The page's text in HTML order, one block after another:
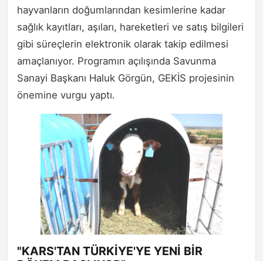
hayvanların doğumlarından kesimlerine kadar
sağlık kayıtları, aşıları, hareketleri ve satış bilgileri
gibi süreçlerin elektronik olarak takip edilmesi
amaçlanıyor. Programın açılışında Savunma
Sanayi Başkanı Haluk Görgün, GEKİS projesinin
önemine vurgu yaptı.
"KARS'TAN TÜRKİYE'YE YENİ BİR